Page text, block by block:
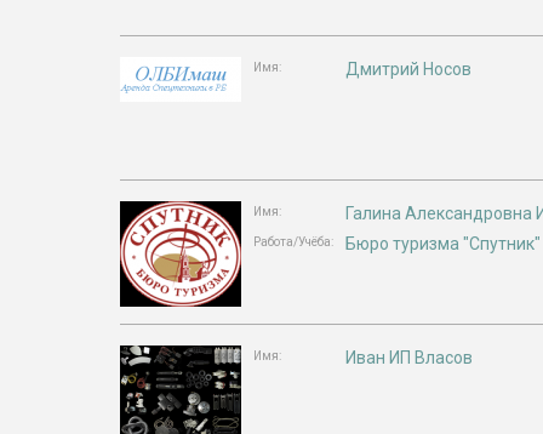
Имя: Дмитрий Носов
Имя: Галина Александровна
Работа/Учёба: Бюро туризма "Спутник"
Имя: Иван ИП Власов